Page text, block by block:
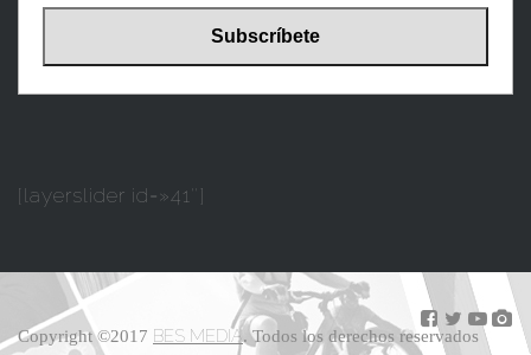
[layerslider id=»41″]
Copyright ©2017 BES MEDIA. Todos los derechos reservados